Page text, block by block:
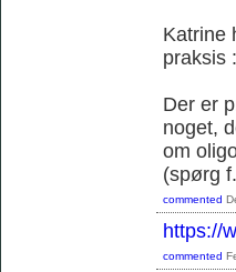
Katrine
praksis
Der er
noget,
om
(spørg
commented
https://
commented